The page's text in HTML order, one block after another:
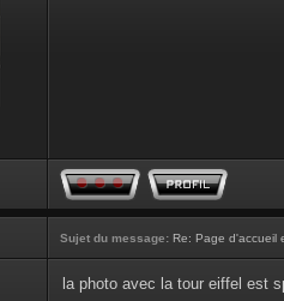
Sujet du message: Re: Page d'accueil
la photo avec la tour eiffel est